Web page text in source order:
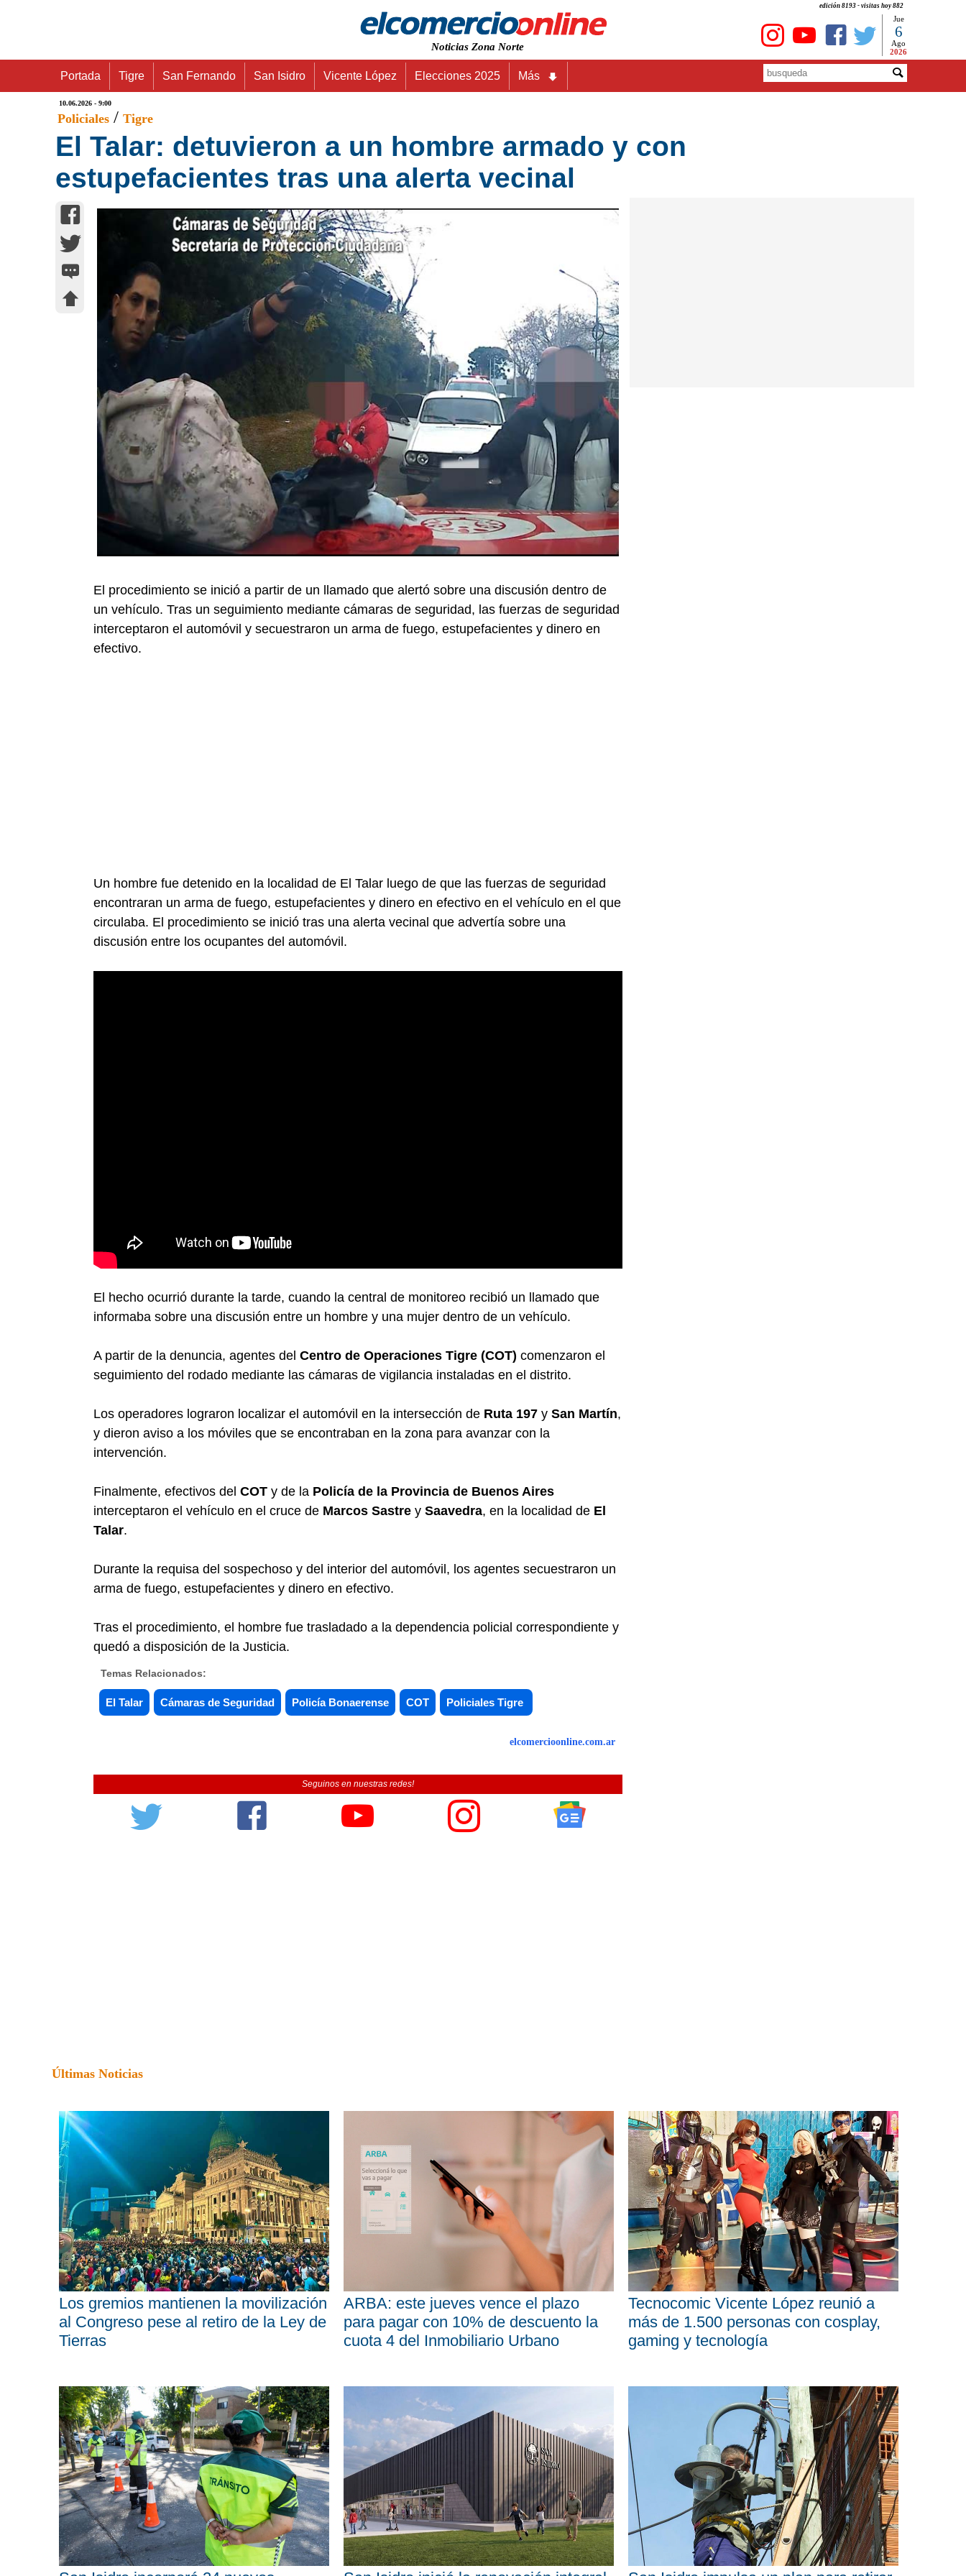
edición 8193 - visitas hoy 882
Noticias Zona Norte
Jue
6
Ago
2026
Portada Tigre San Fernando San Isidro Vicente López Elecciones 2025 Más
10.06.2026 - 9:00
Policiales / Tigre
El Talar: detuvieron a un hombre armado y con
estupefacientes tras una alerta vecinal
El procedimiento se inició a partir de un llamado que alertó sobre una discusión dentro de
un vehículo. Tras un seguimiento mediante cámaras de seguridad, las fuerzas de seguridad
interceptaron el automóvil y secuestraron un arma de fuego, estupefacientes y dinero en
efectivo.
Un hombre fue detenido en la localidad de El Talar luego de que las fuerzas de seguridad
encontraran un arma de fuego, estupefacientes y dinero en efectivo en el vehículo en el que
circulaba. El procedimiento se inició tras una alerta vecinal que advertía sobre una
discusión entre los ocupantes del automóvil.
El hecho ocurrió durante la tarde, cuando la central de monitoreo recibió un llamado que
informaba sobre una discusión entre un hombre y una mujer dentro de un vehículo.
A partir de la denuncia, agentes del Centro de Operaciones Tigre (COT) comenzaron el
seguimiento del rodado mediante las cámaras de vigilancia instaladas en el distrito.
Los operadores lograron localizar el automóvil en la intersección de Ruta 197 y San Martín,
y dieron aviso a los móviles que se encontraban en la zona para avanzar con la
intervención.
Finalmente, efectivos del COT y de la Policía de la Provincia de Buenos Aires
interceptaron el vehículo en el cruce de Marcos Sastre y Saavedra, en la localidad de El
Talar.
Durante la requisa del sospechoso y del interior del automóvil, los agentes secuestraron un
arma de fuego, estupefacientes y dinero en efectivo.
Tras el procedimiento, el hombre fue trasladado a la dependencia policial correspondiente y
quedó a disposición de la Justicia.
Temas Relacionados:
El Talar Cámaras de Seguridad Policía Bonaerense COT Policiales Tigre
elcomercioonline.com.ar
Seguinos en nuestras redes!
Últimas Noticias
Los gremios mantienen la movilización
al Congreso pese al retiro de la Ley de
Tierras
ARBA: este jueves vence el plazo
para pagar con 10% de descuento la
cuota 4 del Inmobiliario Urbano
Tecnocomic Vicente López reunió a
más de 1.500 personas con cosplay,
gaming y tecnología